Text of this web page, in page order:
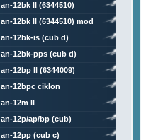
an-12bk ll (6344510)
an-12bk ll (6344510) mod
an-12bk-is (cub d)
an-12bk-pps (cub d)
an-12bp ll (6344009)
an-12bpc ciklon
an-12m ll
an-12p/ap/bp (cub)
an-12pp (cub c)